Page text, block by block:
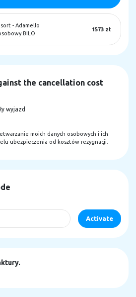
- Adamello
BILO
1573 zł
the cancellation cost
wyjazd
moich danych osobowych i ich
ubezpieczenia od kosztów rezygnacji.